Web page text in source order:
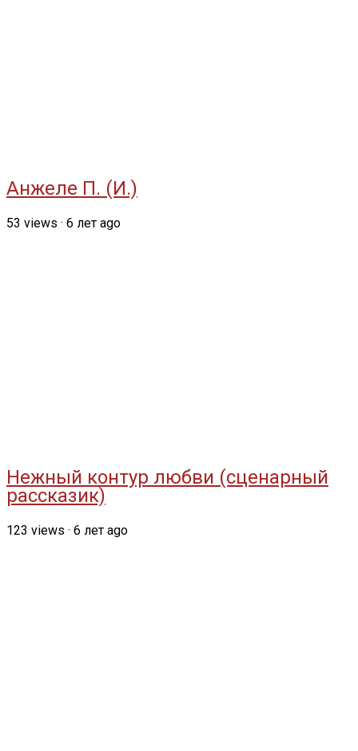
Анжеле П. (И.)
53 views · 6 лет ago
Нежный контур любви (сценарный
рассказик)
123 views · 6 лет ago